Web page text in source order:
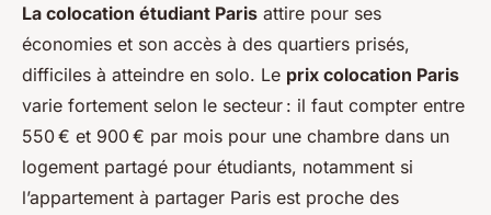
La colocation étudiant Paris attire pour ses
économies et son accès à des quartiers prisés,
difficiles à atteindre en solo. Le prix colocation Paris
varie fortement selon le secteur : il faut compter entre
550 € et 900 € par mois pour une chambre dans un
logement partagé pour étudiants, notamment si
l’appartement à partager Paris est proche des